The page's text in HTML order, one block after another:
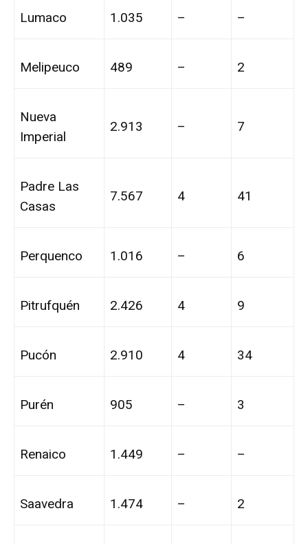
Lumaco 1.035 – –
Melipeuco 489 – 2
Nueva
Imperial
2.913 – 7
Padre Las
Casas
7.567 4 41
Perquenco 1.016 – 6
Pitrufquén 2.426 4 9
Pucón 2.910 4 34
Purén 905 – 3
Renaico 1.449 – –
Saavedra 1.474 – 2